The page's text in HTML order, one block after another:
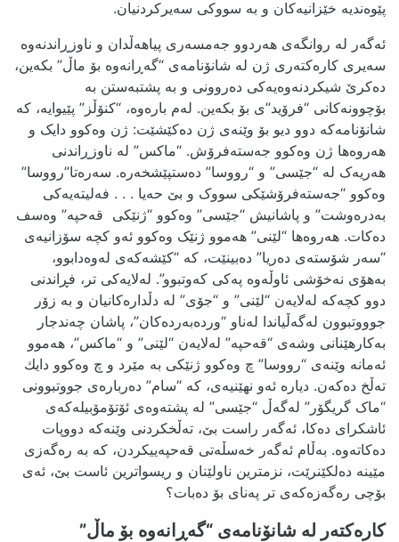
پێوه‌ندیه‌ خێزانیه‌کان و به‌ سووکی سه‌یرکردنیان.
ئه‌گه‌ر له‌ روانگه‌ی هه‌ردوو جه‌مسه‌ری پیاهه‌ڵدان و ناوزڕاندنه‌وه‌
سه‌یری کاره‌کته‌ری ژن له‌ شانۆنامه‌ی “گه‌ڕانه‌وه‌ بۆ ماڵ” بکه‌ین،
ده‌کرێ شیکردنه‌وه‌یه‌کی ده‌روونی و به‌ پشتبه‌ستن به‌
بۆچوونه‌کانی “فرۆید”ی بۆ بکه‌ین. له‌م باره‌وه‌‌‌، “کنۆڵز” پێیوایه‌، که‌
شانۆنامه‌که‌ دوو دیو بۆ وێنه‌ی ژن ده‌کێشێت: ژن وه‌کوو دایک و
هه‌روه‌ها ژن وه‌کوو جه‌سته‌فرۆش. “ماکس” له‌ ناوزڕاندنی
هه‌ریه‌ک له “جێسی” و “رووسا” ده‌ستپێشخه‌ره‌. سه‌ره‌تا”رووسا”
وه‌کوو “جه‌سته‌فرۆشێکی سووک و بێ حه‌یا . . . فه‌لیته‌یه‌کی
به‌دره‌وشت” و پاشانیش “جێسی” وه‌کوو “ژنێکی قه‌حپه” وه‌سف
ده‌کات. هه‌روه‌ها “لێنی” هه‌موو ژنێک وه‌کوو ئه‌و کچه‌ سۆزانیه‌ی
“سه‌ر شۆسته‌ی ده‌ریا” ده‌بینێت، که‌ “کێشه‌که‌ی له‌وه‌دابوو،
به‌هۆی نه‌خۆشی ئاوڵه‌وه‌ په‌کی که‌وتبوو”. له‌لایه‌کی تر، فڕاندنی
دوو کچه‌که‌ له‌لایه‌‌ن “لێنی” و “جۆی” له‌ دڵداره‌کانیان و به‌ زۆر
جوووتبوون له‌گه‌ڵیاندا له‌ناو “ورده‌به‌رده‌کان”، پاشان چه‌ندجار
به‌کارهێنانی وشه‌ی “قه‌حپه‌” له‌لایه‌ن “لێنی” و “ماکس”، هه‌موو
ئه‌مانه‌ وێنه‌ی “رووسا” چ وه‌کوو ژنێکی به‌ مێرد و چ وه‌کوو دایك
ته‌ڵخ ده‌که‌ن. دیاره‌ ئه‌و نهێنیه‌ی، که‌ “سام” ده‌رباره‌ی جووتبوونی
“ماک گریگۆر” له‌گه‌ڵ “جێسی” له‌ پشته‌وه‌ی ئۆتۆمۆبیله‌که‌ی
ئاشکرای ده‌کا، ئه‌گه‌ر راست بێ، ته‌ڵخکردنی وێنه‌که‌ دووپات
ده‌کاته‌وه‌. به‌ڵام ئه‌گه‌ر‌ خه‌سڵه‌تی قه‌حپه‌ییکردن، که‌ به‌ ره‌گه‌زی
مێینه‌ ده‌لکێنرێت، نزمترین ناولێنان و ریسواترین ئاست بێ، ئه‌ی
بۆچی ره‌گه‌زه‌که‌ی تر په‌نای بۆ ده‌بات؟
کاره‌کته‌ر له‌ شانۆنامه‌ی “گه‌ڕانه‌وه‌ بۆ ماڵ”